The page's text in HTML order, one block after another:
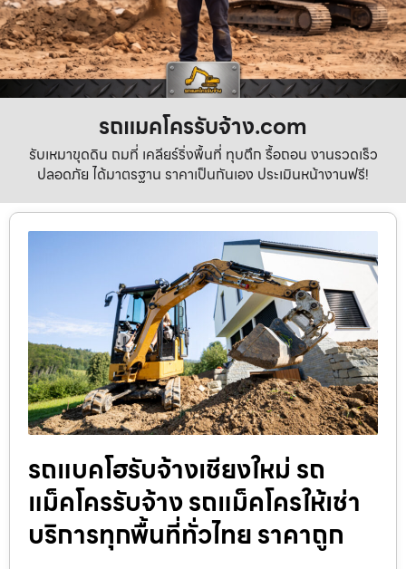
รถแมคโครรับจ้าง.com
รับเหมาขุดดิน ถมที่ เคลียร์ริ่งพื้นที่ ทุบตึก รื้อถอน งานรวดเร็ว
ปลอดภัย ได้มาตรฐาน ราคาเป็นกันเอง ประเมินหน้างานฟรี!
รถแบคโฮรับจ้างเชียงใหม่ รถ
แม็คโครรับจ้าง รถแม็คโครให้เช่า
บริการทุกพื้นที่ทั่วไทย ราคาถูก